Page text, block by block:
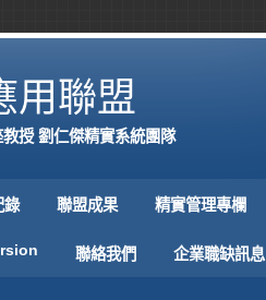
用聯盟
授 劉仁傑精實系統團隊
錄 聯盟成果 精實管理專欄
聯絡我們 企業職缺訊息